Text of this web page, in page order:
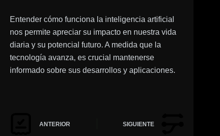
Entender cómo funciona la inteligencia artificial
nos permite apreciar su impacto en nuestra vida
diaria y su potencial futuro. A medida que la
tecnología avanza, es crucial mantenerse
informado sobre sus desarrollos y aplicaciones.
ANTERIOR SIGUIENTE